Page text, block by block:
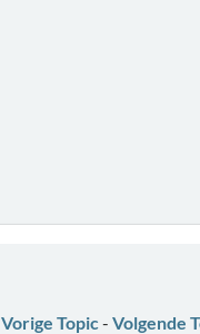
Vorige Topic - Volgende